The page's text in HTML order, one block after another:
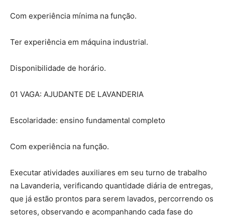
Com experiência mínima na função.
Ter experiência em máquina industrial.
Disponibilidade de horário.
01 VAGA: AJUDANTE DE LAVANDERIA
Escolaridade: ensino fundamental completo
Com experiência na função.
Executar atividades auxiliares em seu turno de trabalho
na Lavanderia, verificando quantidade diária de entregas,
que já estão prontos para serem lavados, percorrendo os
setores, observando e acompanhando cada fase do